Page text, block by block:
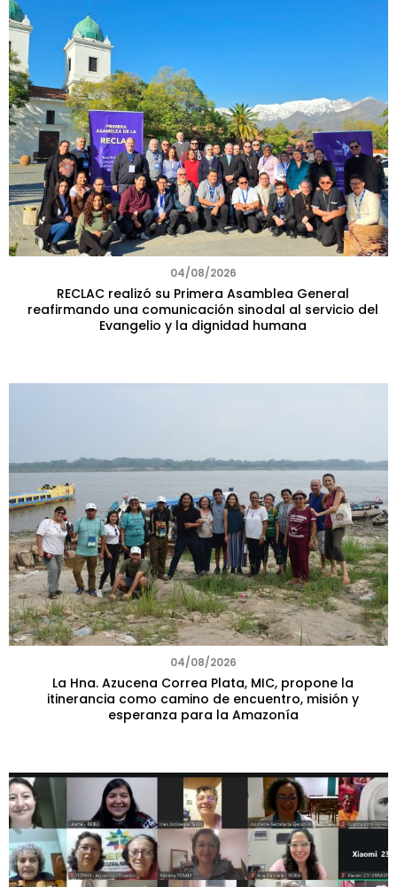
04/08/2026
RECLAC realizó su Primera Asamblea General
reafirmando una comunicación sinodal al servicio del
Evangelio y la dignidad humana
04/08/2026
La Hna. Azucena Correa Plata, MIC, propone la
itinerancia como camino de encuentro, misión y
esperanza para la Amazonía